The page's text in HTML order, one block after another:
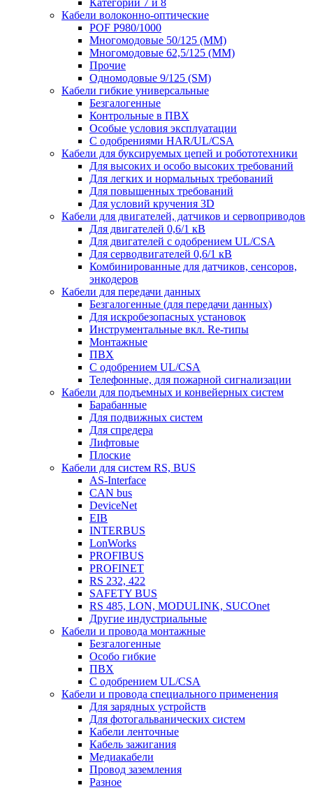
Кабели волоконно-оптические
POF P980/1000
Многомодовые 50/125 (ММ)
Многомодовые 62,5/125 (ММ)
Прочие
Одномодовые 9/125 (SM)
Кабели гибкие универсальные
Безгалогенные
Контрольные в ПВХ
Особые условия эксплуатации
С одобрениями HAR/UL/CSA
Кабели для буксируемых цепей и робототехники
Для высоких и особо высоких требований
Для легких и нормальных требований
Для повышенных требований
Для условий кручения 3D
Кабели для двигателей, датчиков и сервоприводов
Для двигателей 0,6/1 кВ
Для двигателей с одобрением UL/CSA
Для серводвигателей 0,6/1 кВ
Комбинированные для датчиков, cенсоров,
энкодеров
Кабели для передачи данных
Безгалогенные (для передачи данных)
Для искробезопасных установок
Инструментальные вкл. Re-типы
Монтажные
ПВХ
С одобрением UL/CSA
Телефонные, для пожарной сигнализации
Кабели для подъемных и конвейерных систем
Барабанные
Для подвижных систем
Для спредера
Лифтовые
Плоские
Кабели для систем RS, BUS
AS-Interface
CAN bus
DeviceNet
EIB
INTERBUS
LonWorks
PROFIBUS
PROFINET
RS 232, 422
SAFETY BUS
RS 485, LON, MODULINK, SUCOnet
Другие индустриальные
Кабели и провода монтажные
Безгалогенные
Особо гибкие
ПВХ
С одобрением UL/CSA
Кабели и провода специального применения
Для зарядных устройств
Для фотогальванических систем
Кабели ленточные
Кабель зажигания
Медиакабели
Провод заземления
Разное